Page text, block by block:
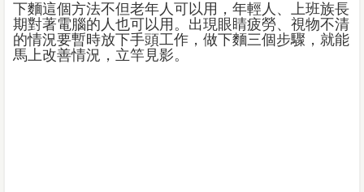
下麵這個方法不但老年人可以用，年輕人、上班族長
期對著電腦的人也可以用。出現眼睛疲勞、視物不清
的情況要暫時放下手頭工作，做下麵三個步驟，就能
馬上改善情況，立竿見影。